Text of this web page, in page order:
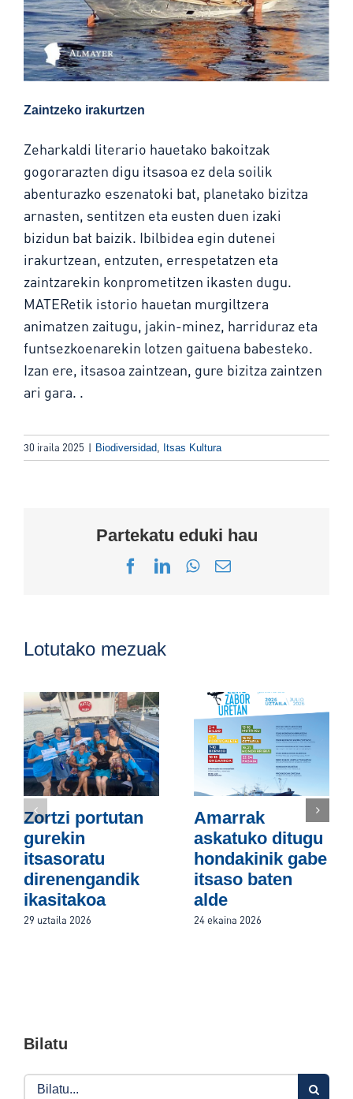
Zaintzeko irakurtzen
Zeharkaldi literario hauetako bakoitzak
gogorarazten digu itsasoa ez dela soilik
abenturazko eszenatoki bat, planetako bizitza
arnasten, sentitzen eta eusten duen izaki
bizidun bat baizik. Ibilbidea egin dutenei
irakurtzean, entzuten, errespetatzen eta
zaintzarekin konprometitzen ikasten dugu.
MATERetik istorio hauetan murgiltzera
animatzen zaitugu, jakin-minez, harriduraz eta
funtsezkoenarekin lotzen gaituena babesteko.
Izan ere, itsasoa zaintzean, gure bizitza zaintzen
ari gara. .
30 iraila 2025 | Biodiversidad, Itsas Kultura
Partekatu eduki hau
Facebook
LinkedInWhatsApp
Email
Lotutako mezuak
Zortzi portutan
gurekin
itsasoratu
direnengandik
ikasitakoa
29 uztaila 2026
Amarrak
askatuko ditugu
hondakinik gabe
itsaso baten
alde
24 ekaina 2026
Bilatu
Search
for: